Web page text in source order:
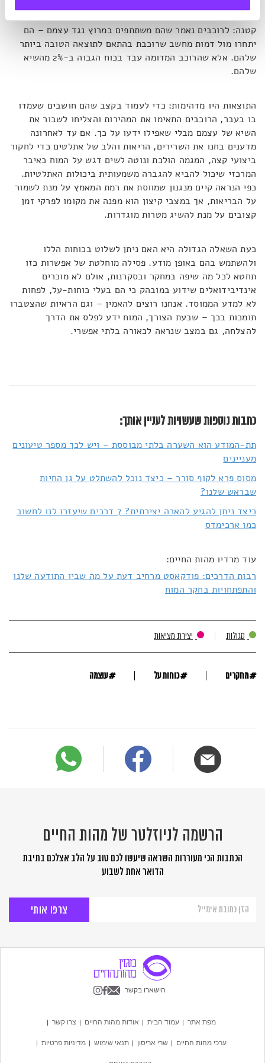
קווין ת'ומפסון ושותפו רצו לבדוק האם רוכבי אופניים יכולים
קטנה: לרוכבים נאמר שהם משתתפים במרוץ נגד עצמם – הם
יתחרו מול דמות מחשב שרוכבת בהתאם לתוצאה הטובה ביותר
שלהם. אלא שהרוכב המדומה עבד בכוח הגבוה ב-2% מהשיא
שלהם.
התוצאות היו מדהימות: כדי לעמוד בקצב שהם חושבים שעמדו
בו בעבר, הרוכבים התאימו את המהירות והצליחו לשבור את
השיא של עצמם מבלי שאפילו ידעו על כך. אם עד לאחרונה
מדענים בחנו את השרירים, הריאות והלב של אתלטים כדי לחקור
ביצועי קצה, המגמה הולכת ונוטה לשים דגש על המוח כאיבר
המרכזי שיכול להביא להגברה משמעותית ביכולות האתלטיות.
כפי הנראה קיים מנגנון שמווסת את רמת המאמץ על מנת לשמור
על הבריאות, אך במצבי קיצון הוא מפנה את מקומו לפרקי זמן
קצובים על מנת להשיג מטרות מוגדרות.
כעת השאלה הגדולה היא האם ניתן לשלוט בכוחות הללו
ולהשתמש בהם באופן מודע. פסילה מוחלטת של אפשרות כזו
תחטא לכל מה שיפה במחקר ובסקרנות, אולם לא מוכרים
אינדיבידואלים שידוע במובהק כי הם בעלי כוחות-על, לפחות
לא למדע הממוסד. אנחנו רוצים להאמין – וגם הראיות שהצטברו
תומכות בכך – שבעת הצורך, המוח ידע לפלס את הדרך
להצלחה, גם במצב שנראה לכאורה בלתי אפשרי.
כתבות נוספות שעשויות לעניין אותך:
תת-המודע הוא השערה בלתי מבוססת – ויש לכך מספר טיעונים
מעניינים
מסוס פרא לקוף סורר – כיצד נוכל להשתלט על גן החיות
שבראש שלנו?
כיצד ניתן להגיע להארה יצירתית? 7 דרכים שיעזרו לנו לחשוב
כמו ארכימדס
עוד מרדיו מהות החיים:
רבות הדרכים: פודקאסט מרחיב דעת על מה שבין התודעה שלנו
והתפתחויות בחקר המוח
סגולות יצירת מציאות
#מחקרים #כוחות על #עוצמה
הרשמה לניוזלטר של מהות החיים
הכתבות הכי מעוררות השראה שיעשו לכם טוב על הלב אצלכם בתיבת
הדואר אחת לשבוע
לניוזלטר
החיים
הישארו בקשר
מפת אתר עמוד הבית אודות מהות החיים צרו קשר
ערכי מהות החיים שרי אריסון תנאי שימוש מדיניות פרטיות